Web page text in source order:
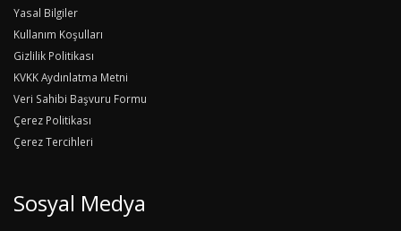
Yasal Bilgiler
Kullanım Koşulları
Gizlilik Politikası
KVKK Aydınlatma Metni
Veri Sahibi Başvuru Formu
Çerez Politikası
Çerez Tercihleri
Sosyal Medya